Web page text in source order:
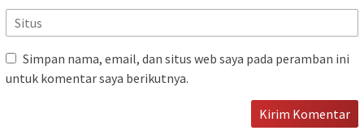
Simpan nama, email, dan situs web saya pada peramban ini
untuk komentar saya berikutnya.